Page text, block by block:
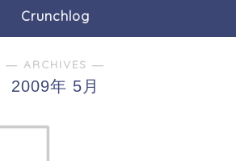
Crunchlog
― ARCHIVES ―
2009年 5月